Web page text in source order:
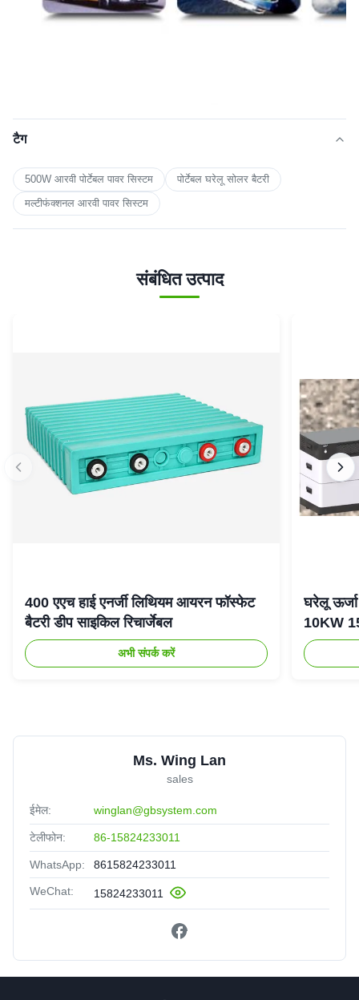
टैग
500W आरवी पोर्टेबल पावर सिस्टम
पोर्टेबल घरेलू सोलर बैटरी
मल्टीफंक्शनल आरवी पावर सिस्टम
संबंधित उत्पाद
400 एएच हाई एनर्जी लिथियम आयरन फॉस्फेट
बैटरी डीप साइकिल रिचार्जेबल
अभी संपर्क करें
घरेलू
10KW
Ms. Wing Lan
sales
ईमेल: winglan@gbsystem.com
टेलीफोन: 86-15824233011
WhatsApp: 8615824233011
WeChat: 15824233011